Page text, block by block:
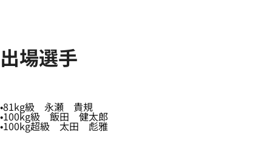
出場選手
81kg級 永瀬 貴規
100kg級 飯田 健太郎
100kg超級 太田 彪雅